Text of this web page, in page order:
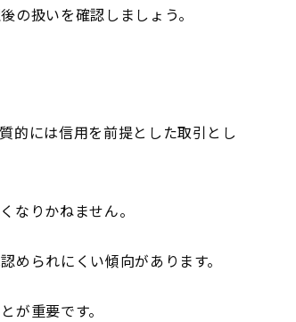
の扱いを確認しましょう。
的には信用を前提とした取引とし
なりかねません。
られにくい傾向があります。
が重要です。